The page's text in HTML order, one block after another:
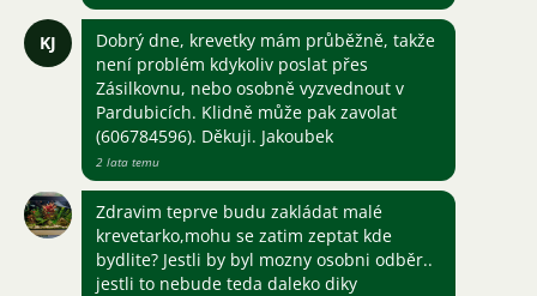
KJ
Dobrý dne, krevetky mám průběžně, takže
není problém kdykoliv poslat přes
Zásilkovnu, nebo osobně vyzvednout v
Pardubicích. Klidně může pak zavolat
(606784596). Děkuji. Jakoubek
2 lata temu
Zdravim teprve budu zakládat malé
krevetarko,mohu se zatim zeptat kde
bydlite? Jestli by byl mozny osobni odběr..
jestli to nebude teda daleko diky